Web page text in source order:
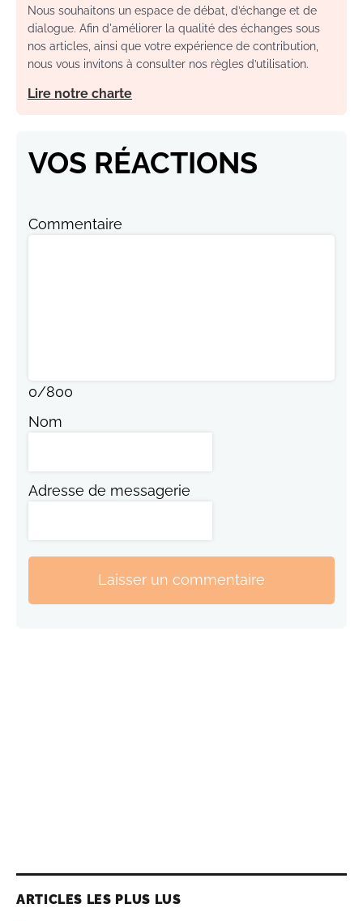
Nous souhaitons un espace de débat, d’échange et de
dialogue. Afin d'améliorer la qualité des échanges sous
nos articles, ainsi que votre expérience de contribution,
nous vous invitons à consulter nos règles d’utilisation.
Lire notre charte
VOS RÉACTIONS
Commentaire
0/800
Nom
Adresse de messagerie
Laisser un commentaire
ARTICLES LES PLUS LUS